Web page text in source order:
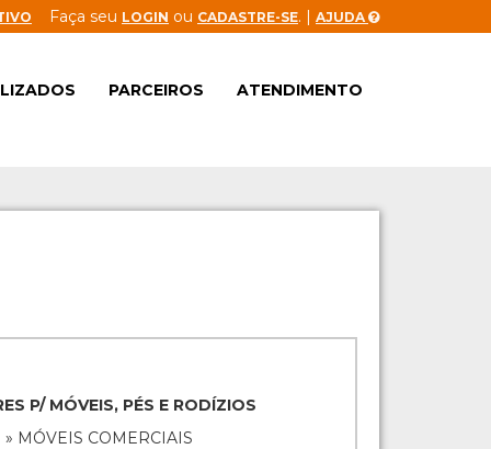
Faça seu LOGIN ou CADASTRE-SE. | AJUDA
PARCEIROS ATENDIMENTO
P/ MÓVEIS, PÉS E RODÍZIOS
MÓVEIS COMERCIAIS